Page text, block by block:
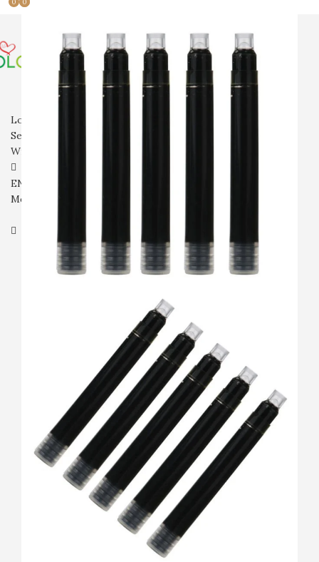
전체상품 만년필 파카 필통 입고예정
Login / Register
Search
Wishlist
0
ENG
Menu
0
0